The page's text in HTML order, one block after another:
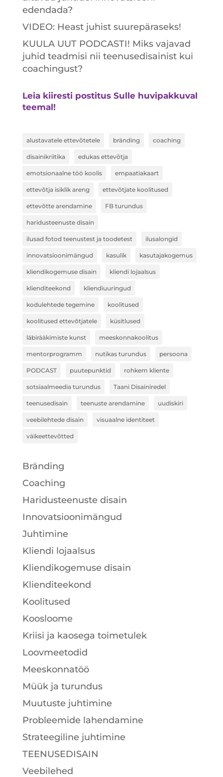
edendada?
VIDEO: Heast juhist suurepäraseks!
KUULA UUT PODCASTI! Miks vajavad
juhid teadmisi nii teenusedisainist kui
coachingust?
Leia kiiresti postitus Sulle huvipakkuval
teemal!
alustavatele ettevõtetele bränding coaching
disainikriitika edukas ettevõtja
emotsionaalne töö koolis empaatiakaart
ettevõtja isiklik areng ettevõtjate koolitused
ettevõtte arendamine FB turundus
haridusteenuste disain
ilusad fotod teenustest ja toodetest ilusalongid
innovatsioonimängud kasulik kasutajakogemus
kliendikogemuse disain kliendi lojaalsus
klienditeekond kliendiuuringud
kodulehtede tegemine koolitused
koolitused ettevõtjatele küsitlused
läbirääkimiste kunst meeskonnakoolitus
mentorprogramm nutikas turundus persoona
PODCAST puutepunktid rohkem kliente
sotsiaalmeedia turundus Taani Disainiredel
teenusedisain teenuste arendamine uudiskiri
veebilehtede disain visuaalne identiteet
väikeettevõtted
Bränding
Coaching
Haridusteenuste disain
Innovatsioonimängud
Juhtimine
Kliendi lojaalsus
Kliendikogemuse disain
Klienditeekond
Koolitused
Koosloome
Kriisi ja kaosega toimetulek
Loovmeetodid
Meeskonnatöö
Müük ja turundus
Muutuste juhtimine
Probleemide lahendamine
Strateegiline juhtimine
TEENUSEDISAIN
Veebilehed